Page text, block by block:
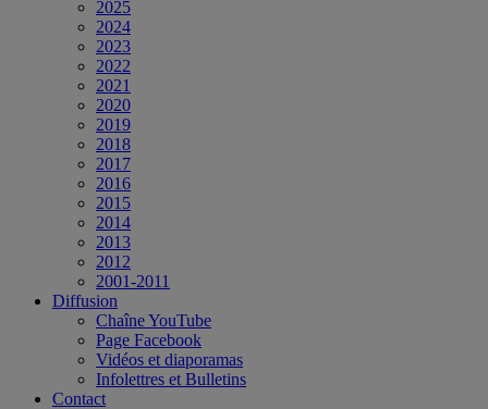
2025
2024
2023
2022
2021
2020
2019
2018
2017
2016
2015
2014
2013
2012
2001-2011
Diffusion
Chaîne YouTube
Page Facebook
Vidéos et diaporamas
Infolettres et Bulletins
Contact